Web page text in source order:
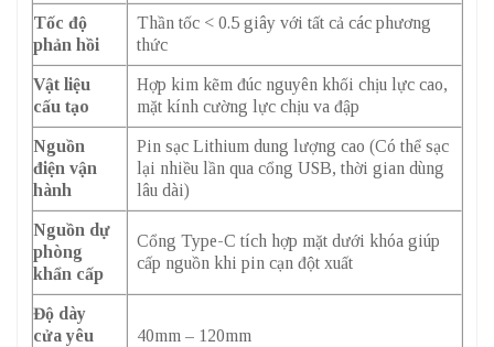
Tốc độ
phản hồi
Thần tốc < 0.5 giây với tất cả các phương
thức
Vật liệu
cấu tạo
Hợp kim kẽm đúc nguyên khối chịu lực cao,
mặt kính cường lực chịu va đập
Nguồn
điện vận
hành
Pin sạc Lithium dung lượng cao (Có thể sạc
lại nhiều lần qua cổng USB, thời gian dùng
lâu dài)
Nguồn dự
phòng
khẩn cấp
Cổng Type-C tích hợp mặt dưới khóa giúp
cấp nguồn khi pin cạn đột xuất
Độ dày
cửa yêu
40mm – 120mm